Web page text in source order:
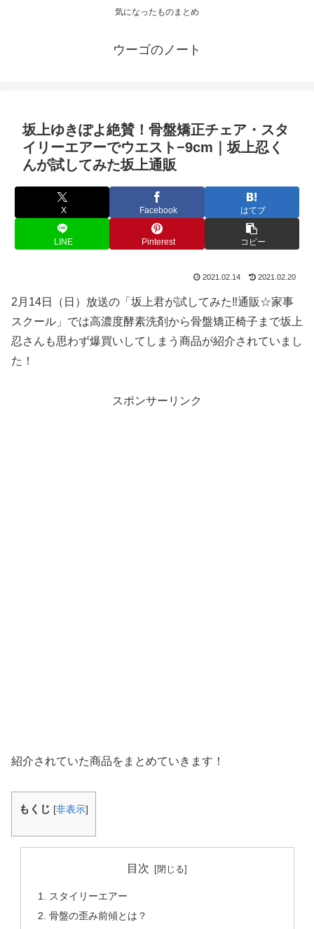
気になったものまとめ
ウーゴのノート
坂上ゆきぽよ絶賛！骨盤矯正チェア・スタ
イリーエアーでウエスト−9cm｜坂上忍く
んが試してみた坂上通販
X Facebook はてブ
LINE Pinterest コピー
2021.02.14 2021.02.20
2月14日（日）放送の「坂上君が試してみた‼︎通販☆家事
スクール」では高濃度酵素洗剤から骨盤矯正椅子まで坂上
忍さんも思わず爆買いしてしまう商品が紹介されていまし
た！
スポンサーリンク
紹介されていた商品をまとめていきます！
もくじ [非表示]
目次
スタイリーエアー
骨盤の歪み前傾とは？